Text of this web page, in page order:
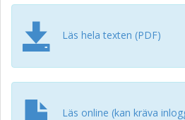
the worst receiving user. Further,
Alamouti scheme for the special
antennas yields similar
last, we show that the derived
two proposed transmission
when hybrid ACN-maximal ratio
receiver.
Läs hela texten (PDF)
Läs online (kan kräva